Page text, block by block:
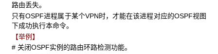
路由丢失。
只有OSPF进程属于某个VPN时，才能在该进程对应的OSPF视图
下成功执行本命令。
【举例】
# 关闭OSPF实例的路由环路检测功能。